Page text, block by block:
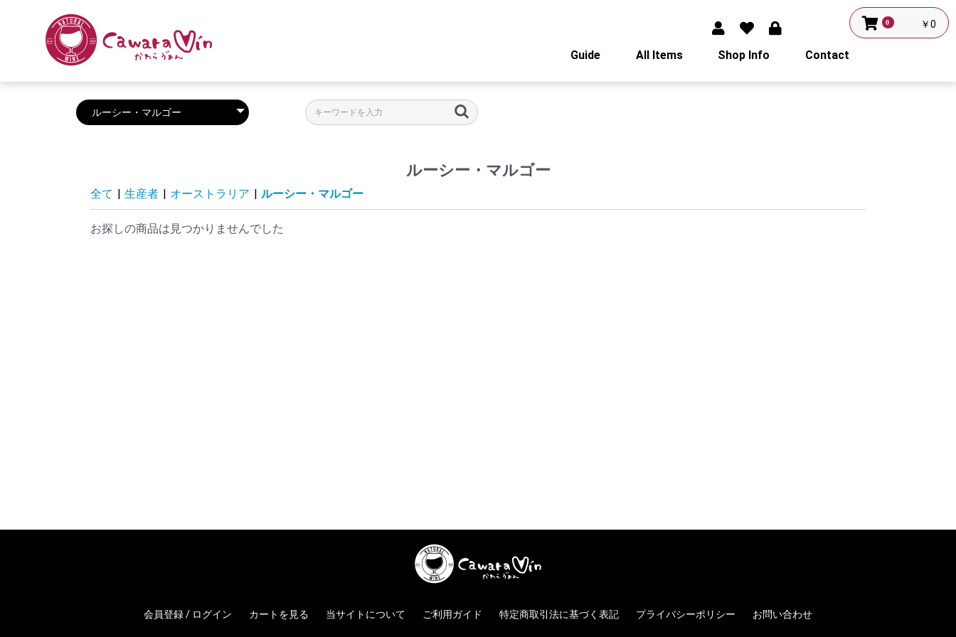
0 ￥0
Guide All Items Shop Info Contact
ルーシー・マルゴー
全て | 生産者 | オーストラリア | ルーシー・マルゴー
お探しの商品は見つかりませんでした
会員登録 / ログイン カートを見る 当サイトについて ご利用ガイド 特定商取引法に基づく表記 プライバシーポリシー お問い合わせ